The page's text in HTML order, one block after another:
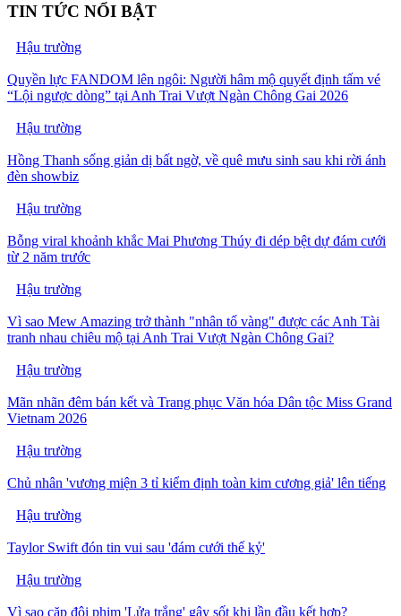
TIN TỨC NỔI BẬT
Hậu trường
Quyền lực FANDOM lên ngôi: Người hâm mộ quyết định tấm vé
“Lội ngược dòng” tại Anh Trai Vượt Ngàn Chông Gai 2026
Hậu trường
Hồng Thanh sống giản dị bất ngờ, về quê mưu sinh sau khi rời ánh
đèn showbiz
Hậu trường
Bỗng viral khoảnh khắc Mai Phương Thúy đi dép bệt dự đám cưới
từ 2 năm trước
Hậu trường
Vì sao Mew Amazing trở thành "nhân tố vàng" được các Anh Tài
tranh nhau chiêu mộ tại Anh Trai Vượt Ngàn Chông Gai?
Hậu trường
Mãn nhãn đêm bán kết và Trang phục Văn hóa Dân tộc Miss Grand
Vietnam 2026
Hậu trường
Chủ nhân 'vương miện 3 tỉ kiểm định toàn kim cương giả' lên tiếng
Hậu trường
Taylor Swift đón tin vui sau 'đám cưới thế kỷ'
Hậu trường
Vì sao cặp đôi phim 'Lửa trắng' gây sốt khi lần đầu kết hợp?